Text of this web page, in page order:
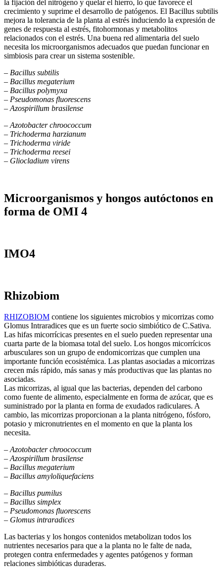
la fijación del nitrógeno y quelar el hierro, lo que favorece el
crecimiento y suprime el desarrollo de patógenos. El Bacillus subtilis
mejora la tolerancia de la planta al estrés induciendo la expresión de
genes de respuesta al estrés, fitohormonas y metabolitos
relacionados con el estrés. Una buena red alimentaria del suelo
necesita los microorganismos adecuados que puedan funcionar en
simbiosis para crear un sistema sostenible.
– Bacillus subtilis
– Bacillus megaterium
– Bacillus polymyxa
– Pseudomonas fluorescens
– Azospirillum brasilense
– Azotobacter chroococcum
– Trichoderma harzianum
– Trichoderma viride
– Trichoderma reesei
– Gliocladium virens
Microorganismos y hongos autóctonos en
forma de OMI 4
IMO4
Rhizobiom
RHIZOBIOM contiene los siguientes microbios y micorrizas como
Glomus Intraradices que es un fuerte socio simbiótico de C.Sativa.
Las hifas micorrícicas presentes en el suelo pueden representar una
cuarta parte de la biomasa total del suelo. Los hongos micorrícicos
arbusculares son un grupo de endomicorrizas que cumplen una
importante función ecosistémica. Las plantas asociadas a micorrizas
crecen más rápido, más sanas y más productivas que las plantas no
asociadas.
Las micorrizas, al igual que las bacterias, dependen del carbono
como fuente de alimento, especialmente en forma de azúcar, que es
suministrado por la planta en forma de exudados radiculares. A
cambio, las micorrizas proporcionan a la planta nitrógeno, fósforo,
potasio y micronutrientes en el momento en que la planta los
necesita.
– Azotobacter chroococcum
– Azospirillum brasilense
– Bacillus megaterium
– Bacillus amyloliquefaciens
– Bacillus pumilus
– Bacillus simplex
– Pseudomonas fluorescens
– Glomus intraradices
Las bacterias y los hongos contenidos metabolizan todos los
nutrientes necesarios para que a la planta no le falte de nada,
protegen contra enfermedades y agentes patógenos y forman
relaciones simbióticas duraderas.